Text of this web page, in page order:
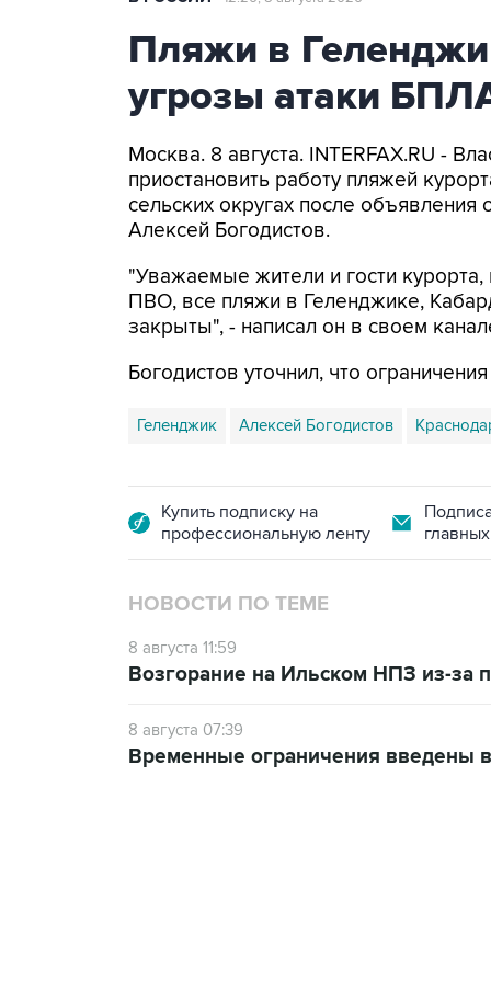
Пляжи в
угрозы атаки
Москва. 8 августа. INTERFAX.RU -
приостановить работу пляжей
сельских округах после
Алексей Богодистов.
"Уважаемые жители и гости
ПВО, все пляжи в Геленджике,
закрыты", - написал он в своем
Богодистов уточнил, что
Геленджик Алексей Богодистов
Купить подписку на
профессиональную ленту
НОВОСТИ ПО ТЕМЕ
8 августа 11:59
Возгорание на Ильском НПЗ из-за
8 августа 07:39
Временные ограничения введены